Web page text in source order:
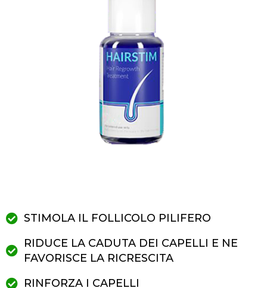
STIMOLA IL FOLLICOLO PILIFERO
RIDUCE LA CADUTA DEI CAPELLI E NE
FAVORISCE LA RICRESCITA
RINFORZA I CAPELLI